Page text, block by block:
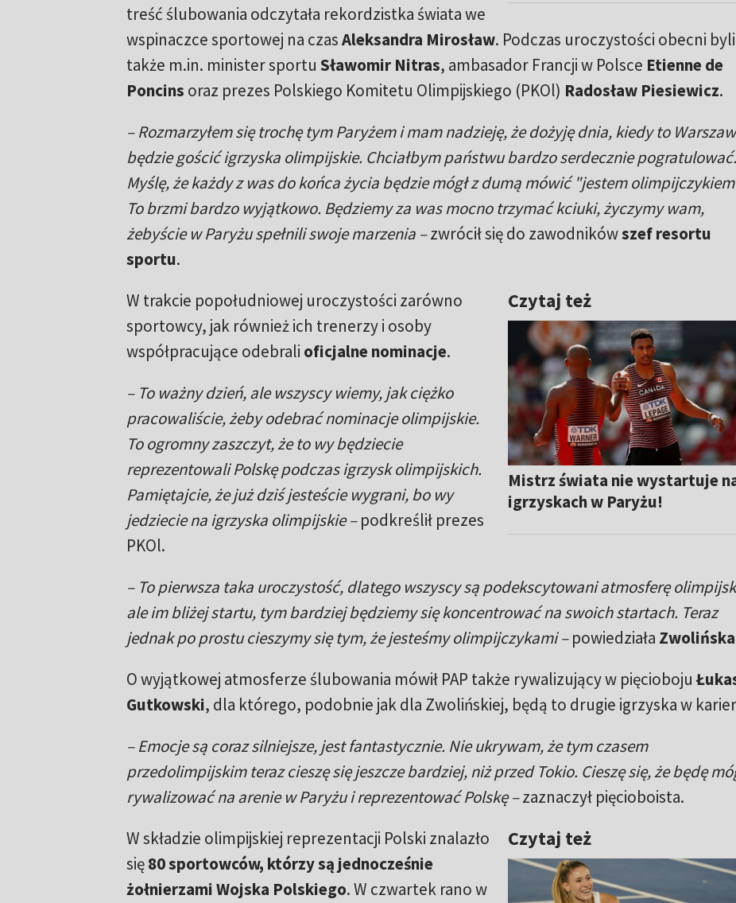
treść ślubowania odczytała rekordzistka świata we
wspinaczce sportowej na czasAleksandra Mirosław. Podczas uroczystości obecni byli
także m.in. minister sportu Sławomir Nitras, ambasador Francji w Polsce Etienne de
Poncins oraz prezes Polskiego Komitetu Olimpijskiego (PKOl) Radosław Piesiewicz.
– Rozmarzyłem się trochę tym Paryżem i mam nadzieję, że dożyję dnia, kiedy to
będzie gościć igrzyska olimpijskie. Chciałbym państwu bardzo serdecznie pogratulować.
Myślę, że każdy z was do końca życia będzie mógł z dumą mówić "jestem
To brzmi bardzo wyjątkowo. Będziemy za was mocno trzymać kciuki, życzymy wam,
żebyście w Paryżu spełnili swoje marzenia –zwrócił się do zawodnikówszef resortu
sportu.
Czytaj też
Mistrz świata nie wystartuje
igrzyskach w Paryżu!
W trakcie popołudniowej uroczystości zarówno
sportowcy, jak również ich trenerzy i osoby
współpracujące odebrali oficjalne nominacje.
– To ważny dzień, ale wszyscy wiemy, jak ciężko
pracowaliście, żeby odebrać nominacje olimpijskie.
To ogromny zaszczyt, że to wy będziecie
reprezentowali Polskę podczas igrzysk olimpijskich.
Pamiętajcie, że już dziś jesteście wygrani, bo wy
jedziecie na igrzyska olimpijskie –podkreślił prezes
PKOl.
– To pierwsza taka uroczystość, dlatego wszyscy są podekscytowani atmosferę
ale im bliżej startu, tym bardziej będziemy się koncentrować na swoich startach. Teraz
jednak po prostu cieszymy się tym, że jesteśmy olimpijczykami –powiedziała Zwolińska
O wyjątkowej atmosferze ślubowania mówił PAP także rywalizujący w pięcioboju
Gutkowski, dla którego, podobnie jak dla Zwolińskiej, będą to drugie igrzyska w
– Emocje są coraz silniejsze, jest fantastycznie. Nie ukrywam, że tym czasem
przedolimpijskim teraz cieszę się jeszcze bardziej, niż przed Tokio. Cieszę się, że będę
rywalizować na arenie w Paryżu i reprezentować Polskę –zaznaczył pięcioboista.
Czytaj też
W składzie olimpijskiej reprezentacji Polski znalazło
się80 sportowców, którzy są jednocześnie
żołnierzami Wojska Polskiego. W czwartek rano w